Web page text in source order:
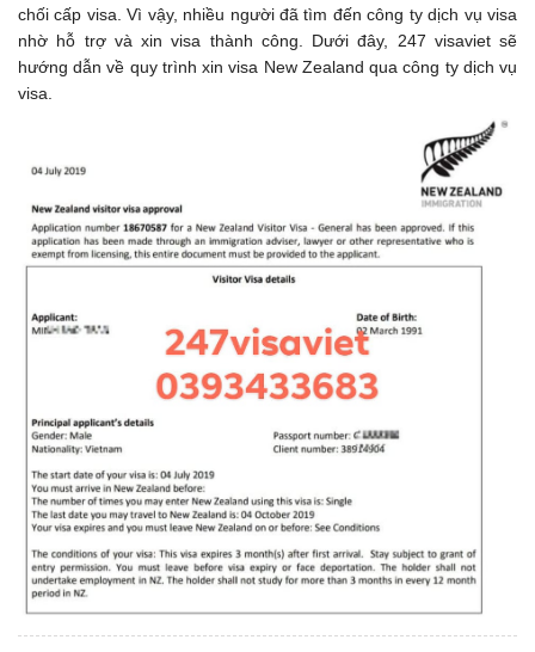
chối cấp visa. Vì vậy, nhiều người đã tìm đến công ty dịch vụ visa
nhờ hỗ trợ và xin visa thành công. Dưới đây, 247 visaviet sẽ
hướng dẫn về quy trình xin visa New Zealand qua công ty dịch vụ
visa.